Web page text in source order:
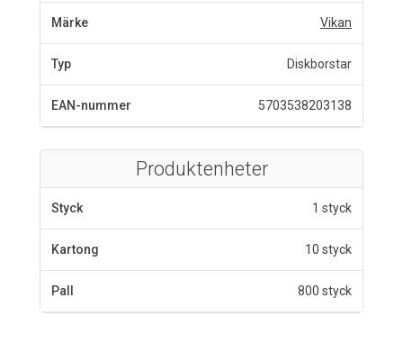
Märke Vikan
Typ Diskborstar
EAN-nummer 5703538203138
Produktenheter
Styck 1 styck
Kartong 10 styck
Pall 800 styck